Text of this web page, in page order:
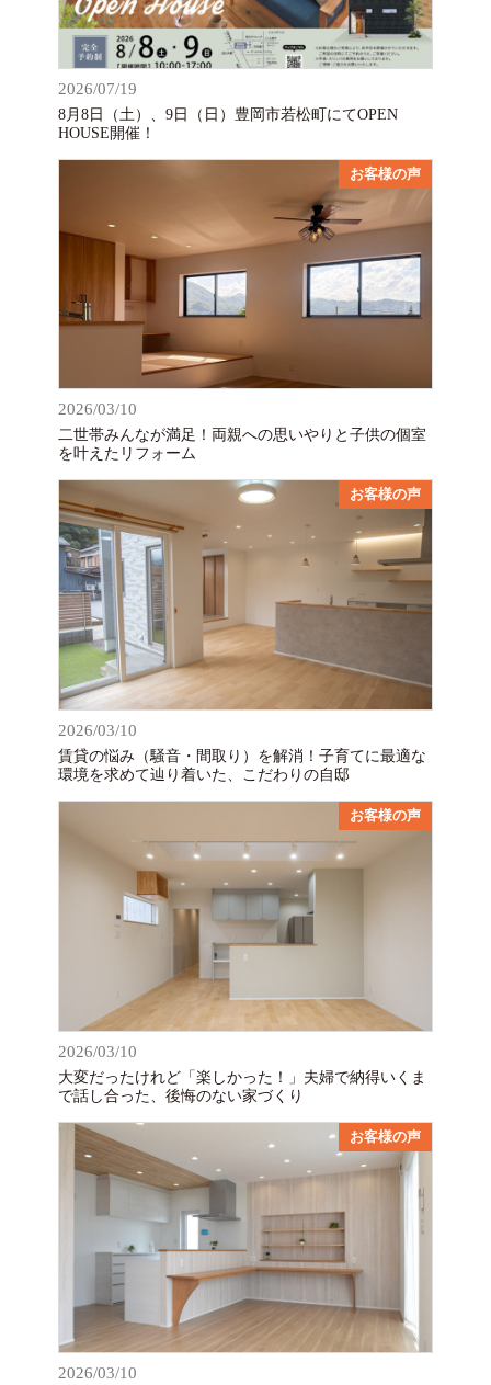
2026/07/19
8月8日（土）、9日（日）豊岡市若松町にてOPEN
HOUSE開催！
お客様の声
2026/03/10
二世帯みんなが満足！両親への思いやりと子供の個室
を叶えたリフォーム
お客様の声
2026/03/10
賃貸の悩み（騒音・間取り）を解消！子育てに最適な
環境を求めて辿り着いた、こだわりの自邸
お客様の声
2026/03/10
大変だったけれど「楽しかった！」夫婦で納得いくま
で話し合った、後悔のない家づくり
お客様の声
2026/03/10